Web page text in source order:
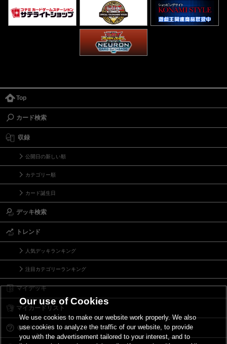
Top
カード検索
収録
公開日の新しい順
カテゴリー順
カード誕生日
デッキ検索
トレンド
人気デッキランキング
注目カテゴリーランキング
マイデッキ
マイカードリスト
Ｑ＆Ａ
Our use of Cookies
We use cookies to make our website work properly. We also
use cookies to analyze the traffic of our website, to provide
you with the advertisement tailored to your interest, and to